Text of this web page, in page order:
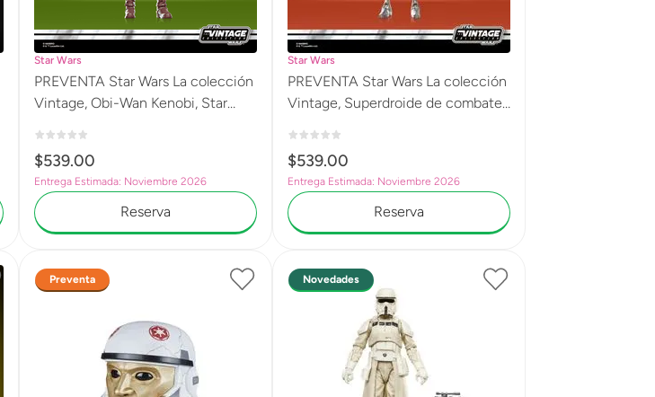
Star Wars
PREVENTA Star Wars La colección
Vintage, Obi-Wan Kenobi, Star
9.5 cm G2630
$539.00
Entrega Estimada: Noviembre 2026
Reserva
Star Wars
PREVENTA Star Wars La colección
Vintage, Superdroide de combate,
9,5 cm G2628
$539.00
Entrega Estimada: Noviembre 2026
Reserva
Preventa Novedades